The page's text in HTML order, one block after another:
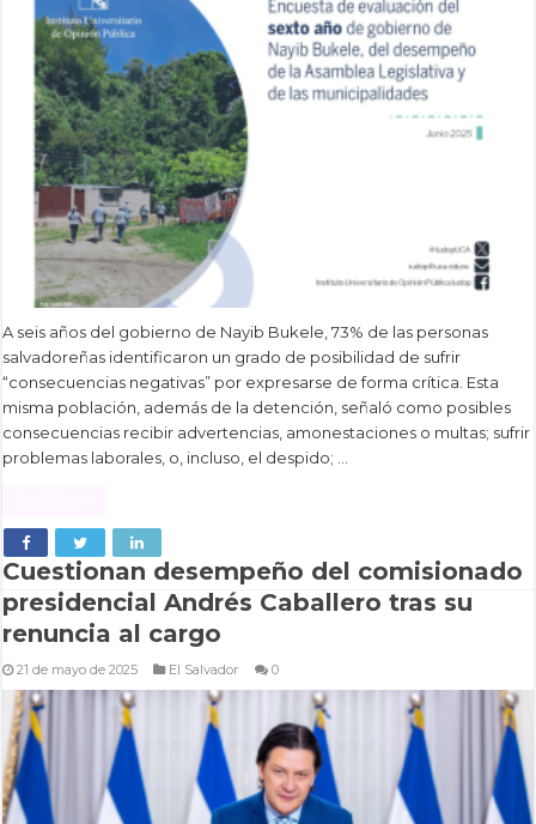
A seis años del gobierno de Nayib Bukele, 73% de las personas
salvadoreñas identificaron un grado de posibilidad de sufrir
“consecuencias negativas” por expresarse de forma crítica. Esta
misma población, además de la detención, señaló como posibles
consecuencias recibir advertencias, amonestaciones o multas; sufrir
problemas laborales, o, incluso, el despido; …
Cuestionan desempeño del comisionado
presidencial Andrés Caballero tras su
renuncia al cargo
21 de mayo de 2025 El Salvador 0